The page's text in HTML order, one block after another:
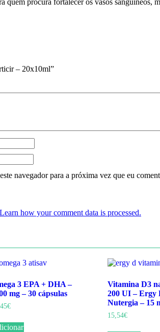
quem procura fortalecer os vasos
– 20x10ml”
navegador para a próxima vez que eu
Learn how your comment data is processed.
3 EPA + DHA –
mg – 30 cápsulas
€
Vitamina D3
200 UI – Ergy
Nutergia – 15
15,54€